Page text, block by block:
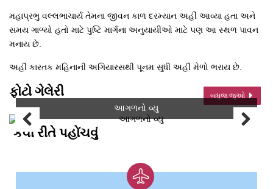
મહાપ્રભુ વલ્લભાચાર્ય તેમના જીવન કાળ દરમ્યાન અહીં આવ્યા હતા અને
સમય ગાળ્યો હતો માટે પુષ્ટિ માર્ગના અનુયાયીઓ માટે પણ આ સ્થળ પાવન
મનાય છે.
અહીં કારતક મહિનાની અગિયારસથી પૂનમ સુધી અહીં મેળો ભરાય છે.
ફોટો ગેલેરી બધુજ જુઓ
આગળનો વ્યુ
કેવી રીતે પહોંચવું